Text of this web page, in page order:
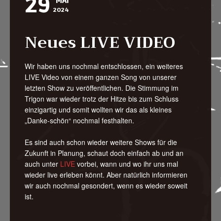
29 2024
Neues LIVE VIDEO
Wir haben uns nochmal entschlossen, ein weiteres
LIVE Video von einem ganzen Song von unserer
letzten Show zu veröffentlichen. Die Stimmung im
Trigon war wieder trotz der Hitze bis zum Schluss
einzigartig und somit wollten wir das als kleines
„Danke-schön“ nochmal festhalten.
Es sind auch schon wieder weitere Shows für die
Zukunft in Planung, schaut doch einfach ab und an
auch unter LIVE vorbei, wann und wo ihr uns mal
wieder live erleben könnt. Aber natürlich informieren
wir auch nochmal gesondert, wenn es wieder soweit
ist.